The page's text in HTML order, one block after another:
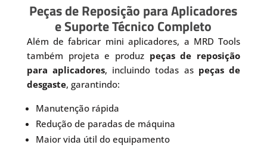
Peças de Reposição para Aplicadores
e Suporte Técnico Completo
Além de fabricar mini aplicadores, a MRD Tools
também projeta e produz peças de reposição
para aplicadores, incluindo todas as peças de
desgaste, garantindo:
Manutenção rápida
Redução de paradas de máquina
Maior vida útil do equipamento